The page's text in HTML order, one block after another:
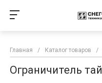
Главная / Каталог товаров /
Ограничитель